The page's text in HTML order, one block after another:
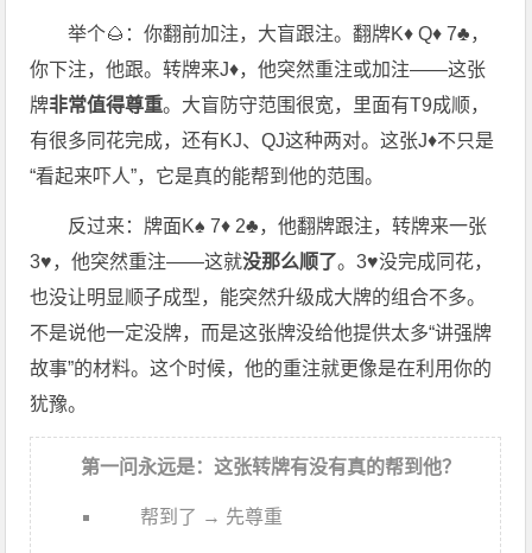
举个🌰：你翻前加注，大盲跟注。翻牌K♦ Q♦ 7♣，
你下注，他跟。转牌来J♦，他突然重注或加注——这张
牌非常值得尊重。大盲防守范围很宽，里面有T9成顺，
有很多同花完成，还有KJ、QJ这种两对。这张J♦不只是
“看起来吓人”，它是真的能帮到他的范围。
反过来：牌面K♠ 7♦ 2♣，他翻牌跟注，转牌来一张
3♥，他突然重注——这就没那么顺了。3♥没完成同花，
也没让明显顺子成型，能突然升级成大牌的组合不多。
不是说他一定没牌，而是这张牌没给他提供太多“讲强牌
故事”的材料。这个时候，他的重注就更像是在利用你的
犹豫。
第一问永远是：这张转牌有没有真的帮到他？
帮到了 → 先尊重